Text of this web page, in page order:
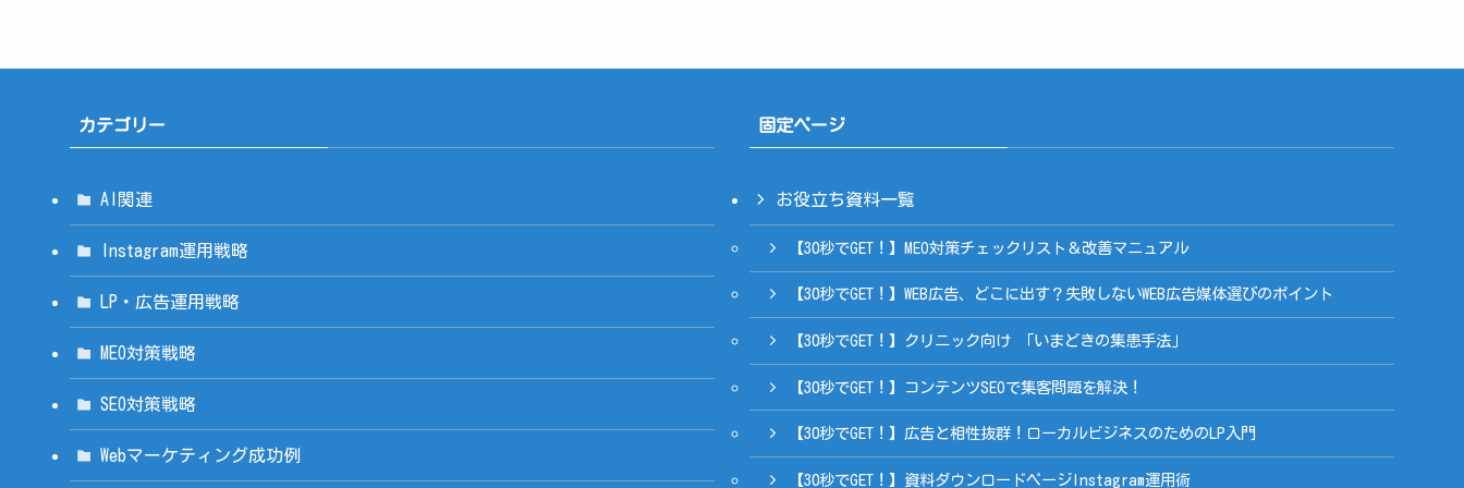
カテゴリー
AI関連
Instagram運用戦略
LP・広告運用戦略
MEO対策戦略
SEO対策戦略
Webマーケティング成功例
固定ページ
お役立ち資料一覧
【30秒でGET！】MEO対策チェックリスト＆改善マニュアル
【30秒でGET！】WEB広告、どこに出す？失敗しないWEB広告媒体選びのポイント
【30秒でGET！】クリニック向け 「いまどきの集患手法」
【30秒でGET！】コンテンツSEOで集客問題を解決！
【30秒でGET！】広告と相性抜群！ローカルビジネスのためのLP入門
【30秒でGET！】資料ダウンロードページInstagram運用術